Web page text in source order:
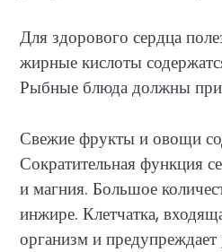
Для здорового сердца
жирные кислоты
Рыбные блюда должны
Свежие фрукты и овощи
Сократительная функция
и магния. Большое
инжире. Клетчатка,
организм и